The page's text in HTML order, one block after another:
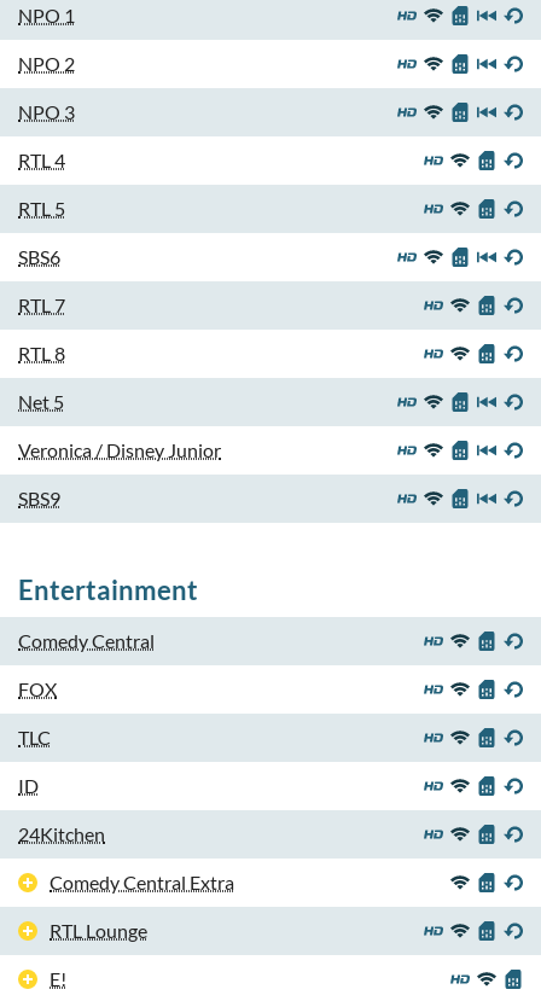
NPO 1
NPO 2
NPO 3
RTL 4
RTL 5
SBS6
RTL 7
RTL 8
Net 5
Veronica / Disney Junior
SBS9
Entertainment
Comedy Central
FOX
TLC
ID
24Kitchen
Comedy Central Extra
RTL Lounge
E!